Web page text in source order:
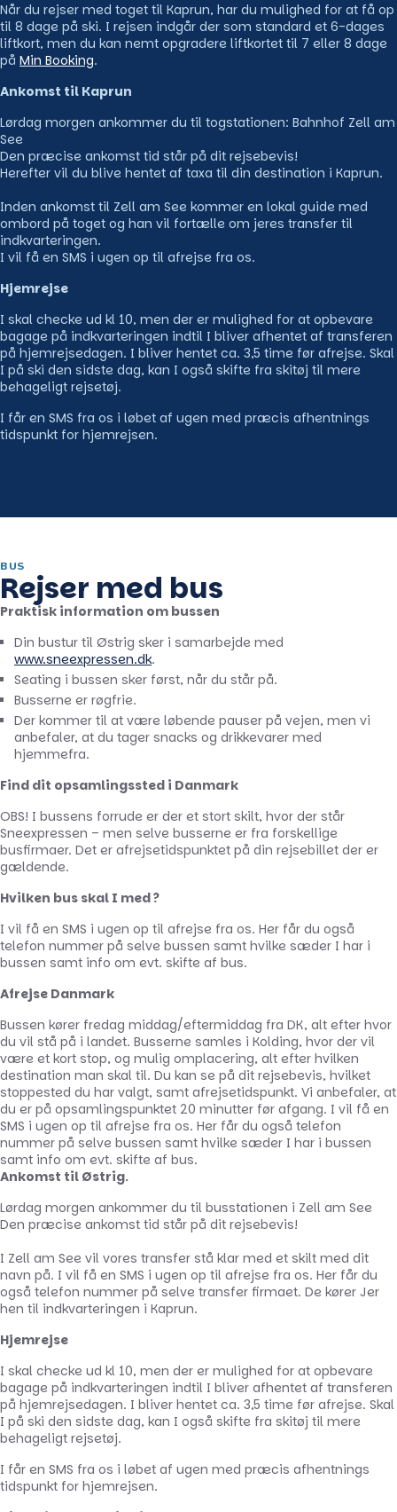
Når du rejser med toget til Kaprun, har du mulighed for at få op
til 8 dage på ski. I rejsen indgår der som standard et 6-dages
liftkort, men du kan nemt opgradere liftkortet til 7 eller 8 dage
på Min Booking.
Ankomst til Kaprun
Lørdag morgen ankommer du til togstationen: Bahnhof Zell am
See
Den præcise ankomst tid står på dit rejsebevis!
Herefter vil du blive hentet af taxa til din destination i Kaprun.
Inden ankomst til Zell am See kommer en lokal guide med
ombord på toget og han vil fortælle om jeres transfer til
indkvarteringen.
I vil få en SMS i ugen op til afrejse fra os.
Hjemrejse
I skal checke ud kl 10, men der er mulighed for at opbevare
bagage på indkvarteringen indtil I bliver afhentet af transferen
på hjemrejsedagen. I bliver hentet ca. 3,5 time før afrejse. Skal
I på ski den sidste dag, kan I også skifte fra skitøj til mere
behageligt rejsetøj.
I får en SMS fra os i løbet af ugen med præcis afhentnings
tidspunkt for hjemrejsen.
BUS
Rejser med bus
Praktisk information om bussen
Din bustur til Østrig sker i samarbejde med
www.sneexpressen.dk.
Seating i bussen sker først, når du står på.
Busserne er røgfrie.
Der kommer til at være løbende pauser på vejen, men vi
anbefaler, at du tager snacks og drikkevarer med
hjemmefra.
Find dit opsamlingssted i Danmark
OBS! I bussens forrude er der et stort skilt, hvor der står
Sneexpressen – men selve busserne er fra forskellige
busfirmaer. Det er afrejsetidspunktet på din rejsebillet der er
gældende.
Hvilken bus skal I med ?
I vil få en SMS i ugen op til afrejse fra os. Her får du også
telefon nummer på selve bussen samt hvilke sæder I har i
bussen samt info om evt. skifte af bus.
Afrejse Danmark
Bussen kører fredag middag/eftermiddag fra DK, alt efter hvor
du vil stå på i landet. Busserne samles i Kolding, hvor der vil
være et kort stop, og mulig omplacering, alt efter hvilken
destination man skal til. Du kan se på dit rejsebevis, hvilket
stoppested du har valgt, samt afrejsetidspunkt. Vi anbefaler, at
du er på opsamlingspunktet 20 minutter før afgang. I vil få en
SMS i ugen op til afrejse fra os. Her får du også telefon
nummer på selve bussen samt hvilke sæder I har i bussen
samt info om evt. skifte af bus.
Ankomst til Østrig.
Lørdag morgen ankommer du til busstationen i Zell am See
Den præcise ankomst tid står på dit rejsebevis!
I Zell am See vil vores transfer stå klar med et skilt med dit
navn på. I vil få en SMS i ugen op til afrejse fra os. Her får du
også telefon nummer på selve transfer firmaet. De kører Jer
hen til indkvarteringen i Kaprun.
Hjemrejse
I skal checke ud kl 10, men der er mulighed for at opbevare
bagage på indkvarteringen indtil I bliver afhentet af transferen
på hjemrejsedagen. I bliver hentet ca. 3,5 time før afrejse. Skal
I på ski den sidste dag, kan I også skifte fra skitøj til mere
behageligt rejsetøj.
I får en SMS fra os i løbet af ugen med præcis afhentnings
tidspunkt for hjemrejsen.